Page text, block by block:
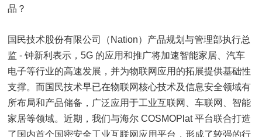
品？
国民技术股份有限公司（Nation）产品规划与管理部执行总
监 - 钟新利表示，5G 的应用和推广将加速智能家居、汽车
电子等行业的高速发展，并为物联网应用的拓展提供基础性
支撑。而国民技术早已在物联网核心技术及信息安全领域有
所布局和产品储备，广泛应用于工业互联网、车联网、智能
家居等领域。近期，我们与海尔 COSMOPlat 平台联合打造
了国内首个国密安全工业互联网应用平台，形成了较强的行